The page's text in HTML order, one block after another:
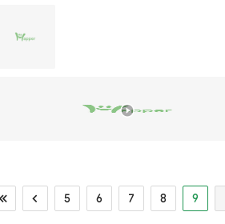
5 6 7 8 9